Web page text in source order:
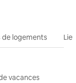
logements
vacances